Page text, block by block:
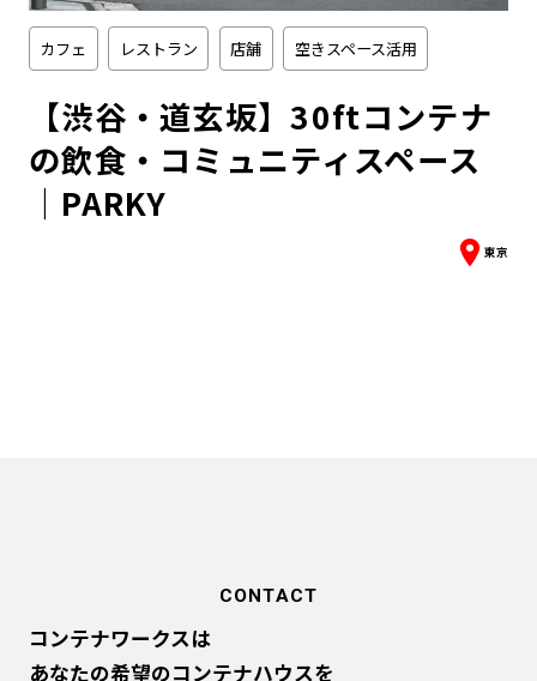
【渋谷・道玄坂】30ftコンテナ
の飲食・コミュニティスペース
｜PARKY
カフェ レストラン 店舗 空きスペース活用
東京
CONTACT
コンテナワークスは
あなたの希望のコンテナハウスを